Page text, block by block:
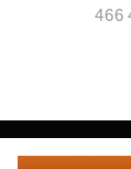
466